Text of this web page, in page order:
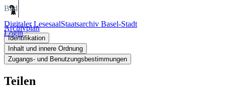
Digitaler LesesaalStaatsarchiv Basel-Stadt
Login
Bild
Archivplan
Identifikation
Inhalt und innere Ordnung
Zugangs- und Benutzungsbestimmungen
Teilen